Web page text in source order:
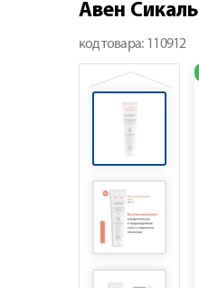
Авен
код товара: 110912